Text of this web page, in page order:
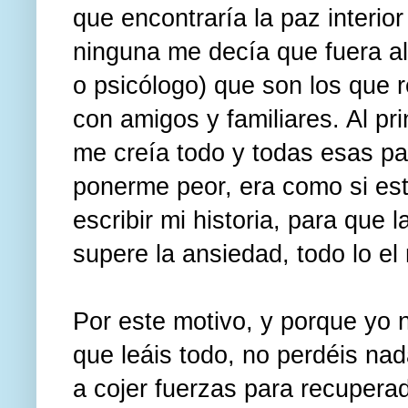
que encontraría la paz
ninguna me decía que fuera
o psicólogo) que son los que
con amigos y familiares. Al
me creía todo y todas esas
ponerme peor, era como si
escribir mi historia, para que
supere la ansiedad, todo lo
Por este motivo, y porque yo
que leáis todo, no perdéis
a cojer fuerzas para